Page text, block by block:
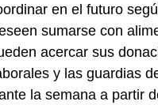
en el futuro
sumarse con
acercar sus
y las guardias
la semana a partir